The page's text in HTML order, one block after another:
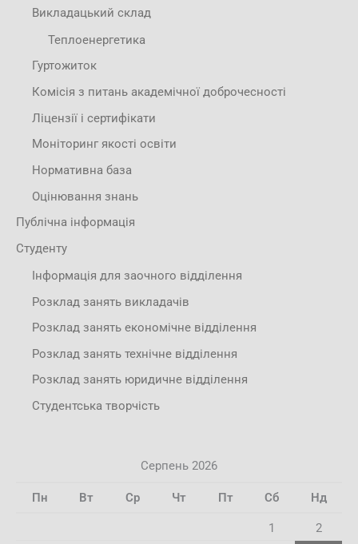
Викладацький склад
Теплоенергетика
Гуртожиток
Комісія з питань академічної доброчесності
Ліцензії і сертифікати
Моніторинг якості освіти
Нормативна база
Оцінювання знань
Публічна інформація
Студенту
Інформація для заочного відділення
Розклад занять викладачів
Розклад занять економічне відділення
Розклад занять технічне відділення
Розклад занять юридичне відділення
Студентська творчість
Серпень 2026
Пн Вт Ср Чт Пт Сб Нд
1
2